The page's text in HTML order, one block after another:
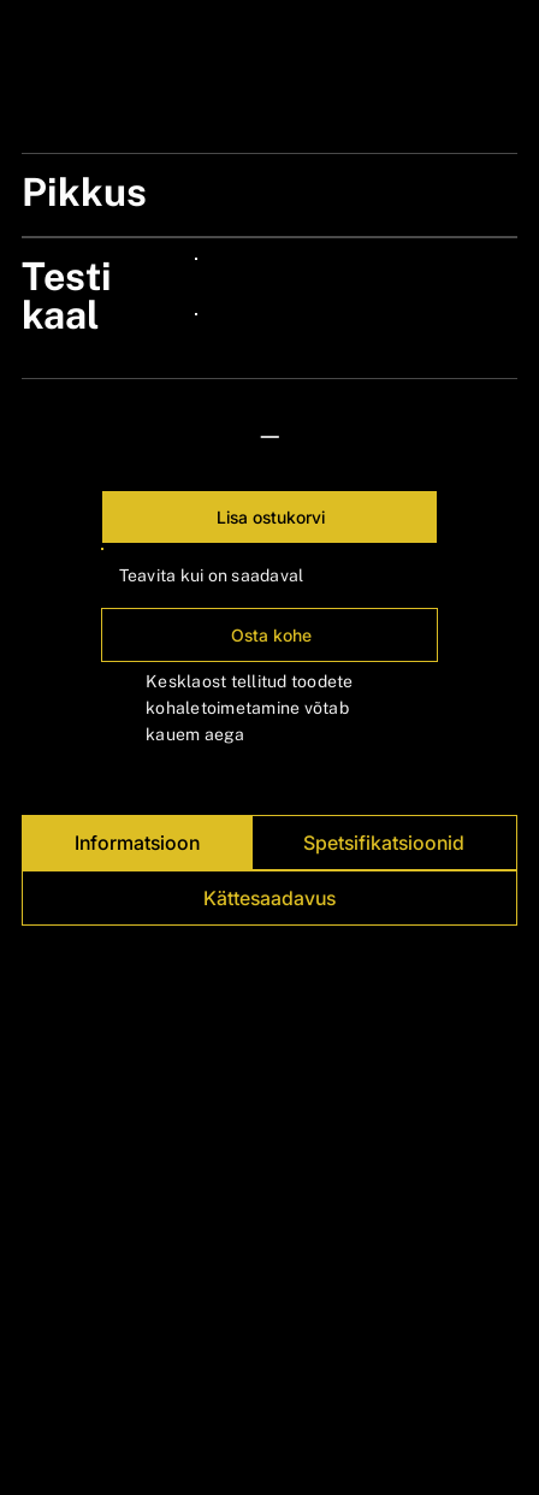
Pikkus
Testi
kaal
—
Lisa ostukorvi
Teavita kui on saadaval
Osta kohe
Kesklaost tellitud toodete
kohaletoimetamine võtab
kauem aega
Informatsioon Spetsifikatsioonid
Kättesaadavus